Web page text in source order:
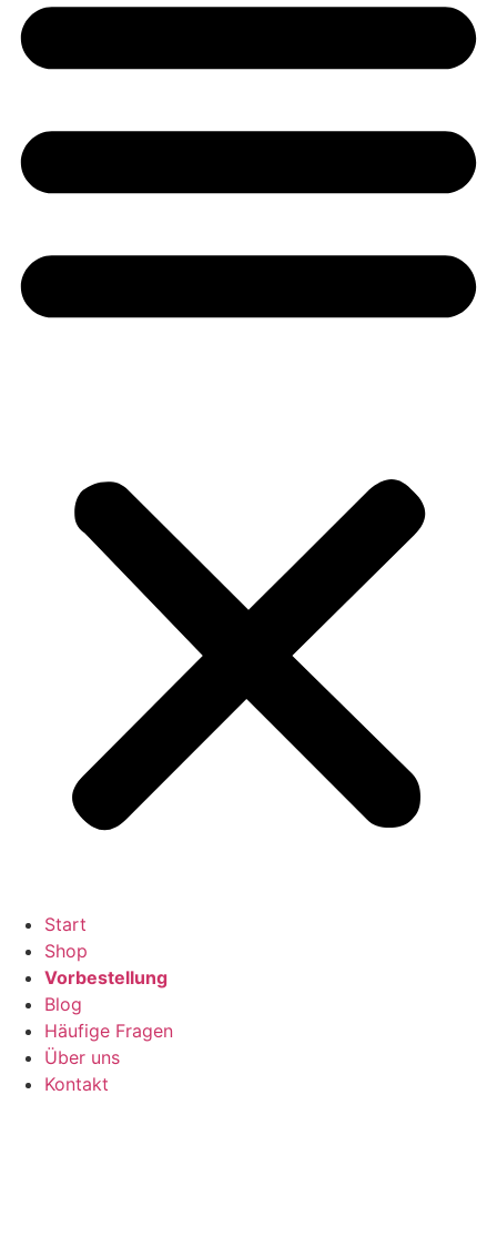
Start
Shop
Vorbestellung
Blog
Häufige Fragen
Über uns
Kontakt